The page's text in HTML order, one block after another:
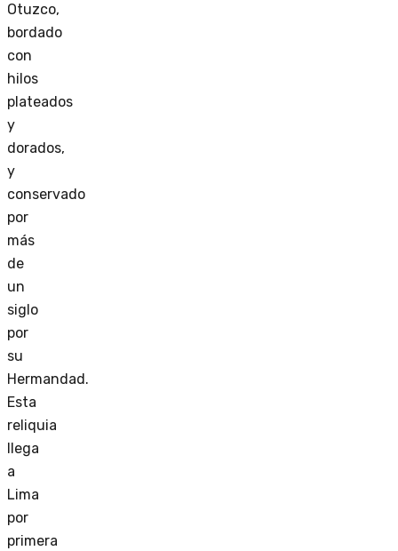
Otuzco,
bordado
con
hilos
plateados
y
dorados,
y
conservado
por
más
de
un
siglo
por
su
Hermandad.
Esta
reliquia
llega
a
Lima
por
primera